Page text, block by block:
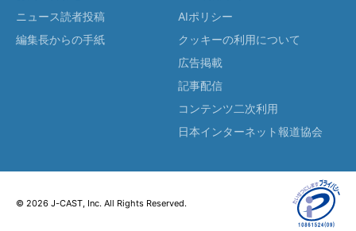
ニュース読者投稿
編集長からの手紙
AIポリシー
クッキーの利用について
広告掲載
記事配信
コンテンツ二次利用
日本インターネット報道協会
© 2026 J-CAST, Inc. All Rights Reserved.